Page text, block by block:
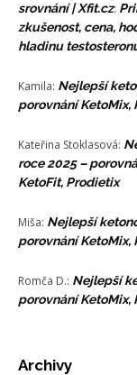
srovnání | Xfit.cz:
zkušenost, cena,
hladinu
Kamila: Nejlepší
porovnání KetoMix,
Kateřina Stoklasová:
roce 2025 –
KetoFit, Prodietix
Miša: Nejlepší
porovnání KetoMix,
Romča D.: Nejlepší
porovnání KetoMix,
Archivy